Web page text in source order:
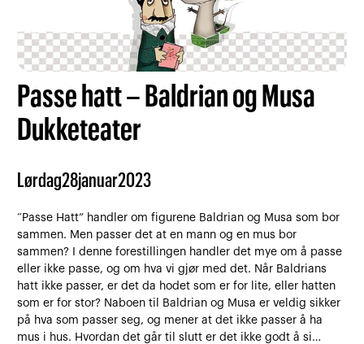
Passe hatt – Baldrian og Musa
Dukketeater
Lørdag28januar2023
“Passe Hatt” handler om figurene Baldrian og Musa som bor
sammen. Men passer det at en mann og en mus bor
sammen? I denne forestillingen handler det mye om å passe
eller ikke passe, og om hva vi gjør med det. Når Baldrians
hatt ikke passer, er det da hodet som er for lite, eller hatten
som er for stor? Naboen til Baldrian og Musa er veldig sikker
på hva som passer seg, og mener at det ikke passer å ha
mus i hus. Hvordan det går til slutt er det ikke godt å si…